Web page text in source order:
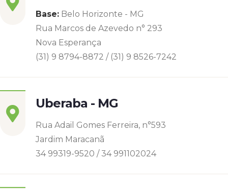
Base: Belo Horizonte - MG
Rua Marcos de Azevedo n° 293
Nova Esperança
(31) 9 8794-8872 / (31) 9 8526-7242
Uberaba - MG
Rua Adail Gomes Ferreira, n°593
Jardim Maracanã
34 99319-9520 / 34 991102024